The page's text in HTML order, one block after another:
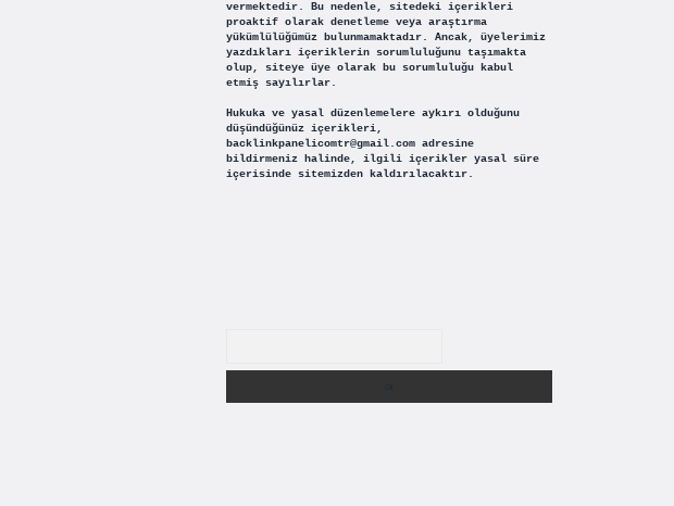
vermektedir. Bu nedenle, sitedeki içerikleri
proaktif olarak denetleme veya araştırma
yükümlülüğümüz bulunmamaktadır. Ancak, üyelerimiz
yazdıkları içeriklerin sorumluluğunu taşımakta
olup, siteye üye olarak bu sorumluluğu kabul
etmiş sayılırlar.
Hukuka ve yasal düzenlemelere aykırı olduğunu
düşündüğünüz içerikleri,
backlinkpanelicomtr@gmail.comadresine
bildirmeniz halinde, ilgili içerikler yasal süre
içerisinde sitemizden kaldırılacaktır.